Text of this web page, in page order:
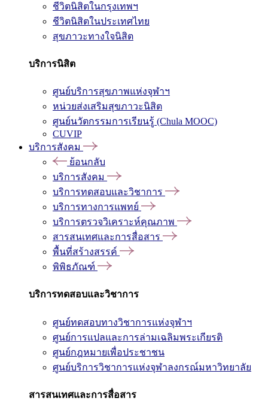
ชีวิตนิสิตในกรุงเทพฯ
ชีวิตนิสิตในประเทศไทย
สุขภาวะทางใจนิสิต
บริการนิสิต
ศูนย์บริการสุขภาพแห่งจุฬาฯ
หน่วยส่งเสริมสุขภาวะนิสิต
ศูนย์นวัตกรรมการเรียนรู้ (Chula MOOC)
CUVIP
บริการสังคม
ย้อนกลับ
บริการสังคม
บริการทดสอบและวิชาการ
บริการทางการแพทย์
บริการตรวจวิเคราะห์คุณภาพ
สารสนเทศและการสื่อสาร
พื้นที่สร้างสรรค์
พิพิธภัณฑ์
บริการทดสอบและวิชาการ
ศูนย์ทดสอบทางวิชาการแห่งจุฬาฯ
ศูนย์การแปลและการล่ามเฉลิมพระเกียรติ
ศูนย์กฎหมายเพื่อประชาชน
ศูนย์บริการวิชาการแห่งจุฬาลงกรณ์มหาวิทยาลัย
สารสนเทศและการสื่อสาร